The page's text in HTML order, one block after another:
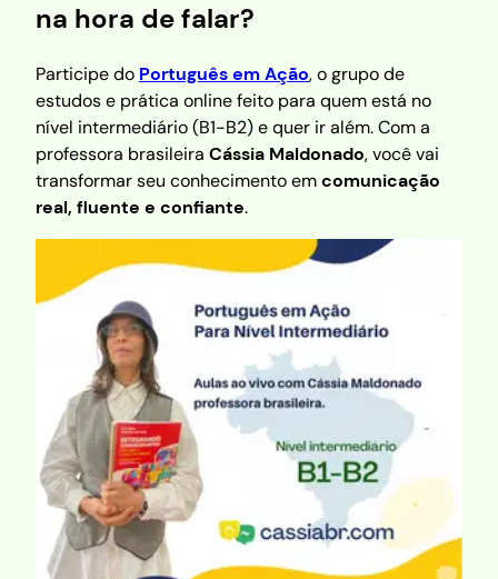
na hora de falar?
Participe do Português em Ação, o grupo de
estudos e prática online feito para quem está no
nível intermediário (B1-B2) e quer ir além. Com a
professora brasileira Cássia Maldonado, você vai
transformar seu conhecimento emcomunicação
real, fluente e confiante.